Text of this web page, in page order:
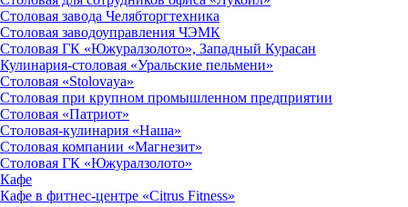
Столовая завода Челябторгтехника
Столовая заводоуправления ЧЭМК
Столовая ГК «Южуралзолото», Западный Курасан
Кулинария-столовая «Уральские пельмени»
Столовая «Stolovaya»
Столовая при крупном промышленном предприятии
Столовая «Патриот»
Столовая-кулинария «Наша»
Столовая компании «Магнезит»
Столовая ГК «Южуралзолото»
Кафе
Кафе в фитнес-центре «Citrus Fitness»